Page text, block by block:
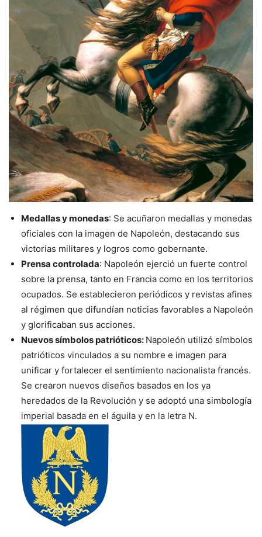
Medallas y monedas: Se acuñaron medallas y monedas
oficiales con la imagen de Napoleón, destacando sus
victorias militares y logros como gobernante.
Prensa controlada: Napoleón ejerció un fuerte control
sobre la prensa, tanto en Francia como en los territorios
ocupados. Se establecieron periódicos y revistas afines
al régimen que difundían noticias favorables a Napoleón
y glorificaban sus acciones.
Nuevos símbolos patrióticos: Napoleón utilizó símbolos
patrióticos vinculados a su nombre e imagen para
unificar y fortalecer el sentimiento nacionalista francés.
Se crearon nuevos diseños basados en los ya
heredados de la Revolución y se adoptó una simbología
imperial basada en el águila y en la letra N.